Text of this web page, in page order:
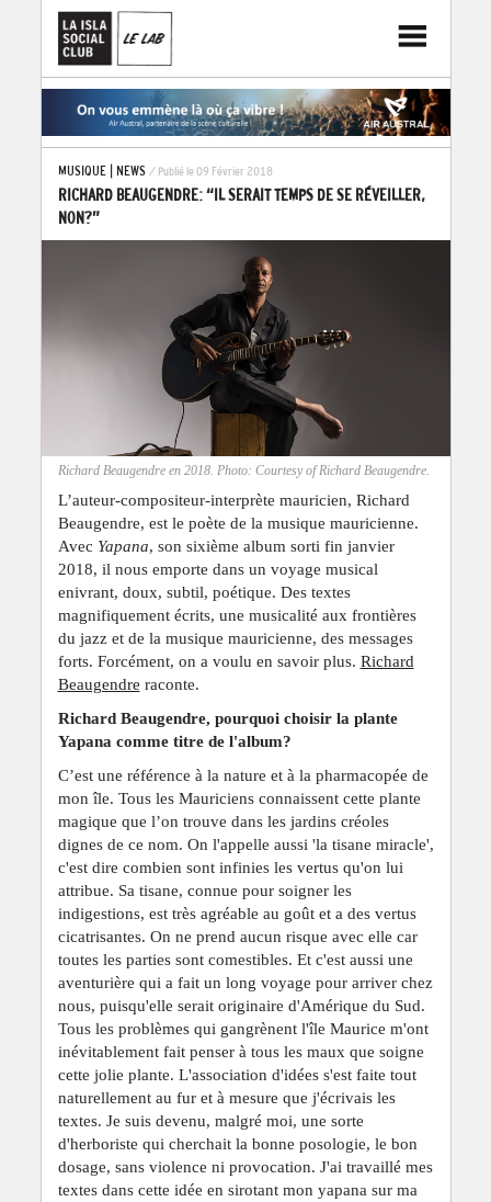
MUSIQUE| NEWS / Publié le 09 Février 2018
RICHARD BEAUGENDRE: “IL SERAIT TEMPS DE SE RÉVEILLER,
NON?”
Richard Beaugendre en 2018. Photo: Courtesy of Richard Beaugendre.
L’auteur-compositeur-interprète mauricien, Richard
Beaugendre, est le poète de la musique mauricienne.
Avec Yapana, son sixième album sorti fin janvier
2018, il nous emporte dans un voyage musical
enivrant, doux, subtil, poétique. Des textes
magnifiquement écrits, une musicalité aux frontières
du jazz et de la musique mauricienne, des messages
forts. Forcément, on a voulu en savoir plus. Richard
Beaugendre raconte.
Richard Beaugendre, pourquoi choisir la plante
Yapana comme titre de l'album?
C’est une référence à la nature et à la pharmacopée de
mon île. Tous les Mauriciens connaissent cette plante
magique que l’on trouve dans les jardins créoles
dignes de ce nom. On l'appelle aussi 'la tisane miracle',
c'est dire combien sont infinies les vertus qu'on lui
attribue. Sa tisane, connue pour soigner les
indigestions, est très agréable au goût et a des vertus
cicatrisantes. On ne prend aucun risque avec elle car
toutes les parties sont comestibles. Et c'est aussi une
aventurière qui a fait un long voyage pour arriver chez
nous, puisqu'elle serait originaire d'Amérique du Sud.
Tous les problèmes qui gangrènent l'île Maurice m'ont
inévitablement fait penser à tous les maux que soigne
cette jolie plante. L'association d'idées s'est faite tout
naturellement au fur et à mesure que j'écrivais les
textes. Je suis devenu, malgré moi, une sorte
d'herboriste qui cherchait la bonne posologie, le bon
dosage, sans violence ni provocation. J'ai travaillé mes
textes dans cette idée en sirotant mon yapana sur ma